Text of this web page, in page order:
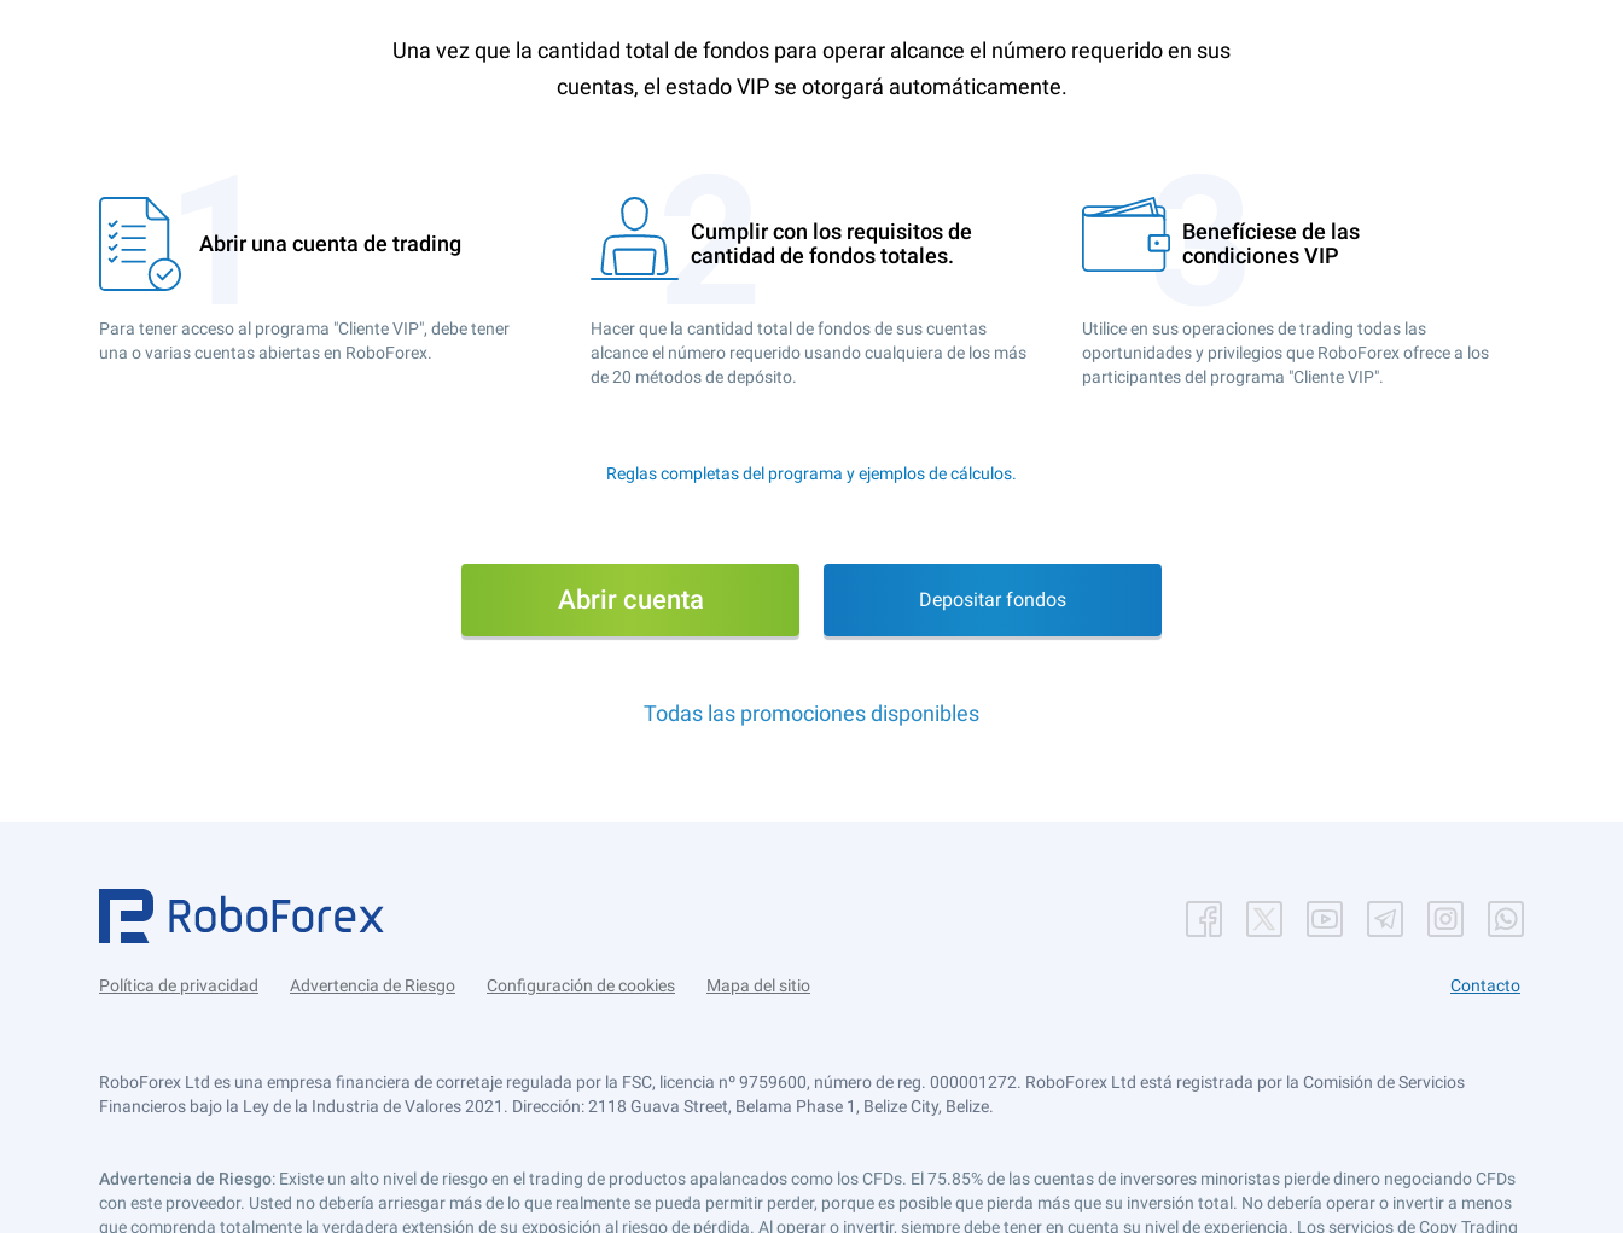
Una vez que la cantidad total de fondos para operar alcance el número requerido en sus
cuentas, el estado VIP se otorgará automáticamente.
Abrir una cuenta de trading
Para tener acceso al programa "Cliente VIP", debe tener
una o varias cuentas abiertas en RoboForex.
Cumplir con los requisitos de
cantidad de fondos totales.
Hacer que la cantidad total de fondos de sus cuentas
alcance el número requerido usando cualquiera de los más
de 20 métodos de depósito.
Benefíciese de las
condiciones VIP
Utilice en sus operaciones de trading todas las
oportunidades y privilegios que RoboForex ofrece a los
participantes del programa "Cliente VIP".
Reglas completas del programa y ejemplos de cálculos.
Abrir cuenta Depositar fondos
Todas las promociones disponibles
Política de privacidad Advertencia de Riesgo Configuración de cookies Mapa del sitio Contacto
RoboForex Ltd es una empresa financiera de corretaje regulada por la FSC, licencia nº 9759600, número de reg. 000001272. RoboForex Ltd está registrada por la Comisión de Servicios
Financieros bajo la Ley de la Industria de Valores 2021. Dirección: 2118 Guava Street, Belama Phase 1, Belize City, Belize.
Advertencia de Riesgo: Existe un alto nivel de riesgo en el trading de productos apalancados como los CFDs. El 75.85% de las cuentas de inversores minoristas pierde dinero negociando CFDs
con este proveedor. Usted no debería arriesgar más de lo que realmente se pueda permitir perder, porque es posible que pierda más que su inversión total. No debería operar o invertir a menos
que comprenda totalmente la verdadera extensión de su exposición al riesgo de pérdida. Al operar o invertir, siempre debe tener en cuenta su nivel de experiencia. Los servicios de Copy Trading